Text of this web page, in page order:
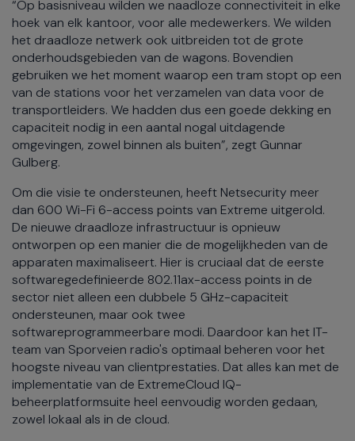
“Op basisniveau wilden we naadloze connectiviteit in elke
hoek van elk kantoor, voor alle medewerkers. We wilden
het draadloze netwerk ook uitbreiden tot de grote
onderhoudsgebieden van de wagons. Bovendien
gebruiken we het moment waarop een tram stopt op een
van de stations voor het verzamelen van data voor de
transportleiders. We hadden dus een goede dekking en
capaciteit nodig in een aantal nogal uitdagende
omgevingen, zowel binnen als buiten”, zegt Gunnar
Gulberg.
Om die visie te ondersteunen, heeft Netsecurity meer
dan 600 Wi-Fi 6-access points van Extreme uitgerold.
De nieuwe draadloze infrastructuur is opnieuw
ontworpen op een manier die de mogelijkheden van de
apparaten maximaliseert. Hier is cruciaal dat de eerste
softwaregedefinieerde 802.11ax-access points in de
sector niet alleen een dubbele 5 GHz-capaciteit
ondersteunen, maar ook twee
softwareprogrammeerbare modi. Daardoor kan het IT-
team van Sporveien radio's optimaal beheren voor het
hoogste niveau van clientprestaties. Dat alles kan met de
implementatie van de ExtremeCloud IQ-
beheerplatformsuite heel eenvoudig worden gedaan,
zowel lokaal als in de cloud.